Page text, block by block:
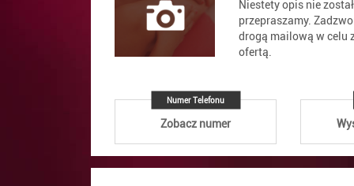
Niestety opis nie
przepraszamy.
drogą mailową w celu
ofertą.
Numer Telefonu
Zobacz numer